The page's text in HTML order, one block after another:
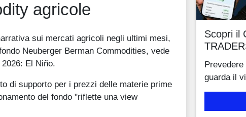
agricole
sui mercati agricoli negli ultimi mesi,
Neuberger Berman Commodities, vede
El Niño.
di supporto per i prezzi delle materie prime
del fondo "riflette una view
Scopri il
guarda il